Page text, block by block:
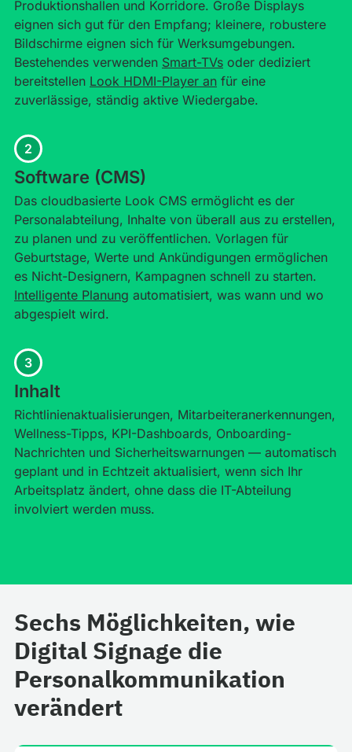
Produktionshallen und Korridore. Große Displays
eignen sich gut für den Empfang; kleinere, robustere
Bildschirme eignen sich für Werksumgebungen.
Bestehendes verwenden Smart-TVs oder dediziert
bereitstellen Look HDMI-Player an für eine
zuverlässige, ständig aktive Wiedergabe.
2
Software (CMS)
Das cloudbasierte Look CMS ermöglicht es der
Personalabteilung, Inhalte von überall aus zu erstellen,
zu planen und zu veröffentlichen. Vorlagen für
Geburtstage, Werte und Ankündigungen ermöglichen
es Nicht-Designern, Kampagnen schnell zu starten.
Intelligente Planung automatisiert, was wann und wo
abgespielt wird.
3
Inhalt
Richtlinienaktualisierungen, Mitarbeiteranerkennungen,
Wellness-Tipps, KPI-Dashboards, Onboarding-
Nachrichten und Sicherheitswarnungen — automatisch
geplant und in Echtzeit aktualisiert, wenn sich Ihr
Arbeitsplatz ändert, ohne dass die IT-Abteilung
involviert werden muss.
Sechs Möglichkeiten, wie
Digital Signage die
Personalkommunikation
verändert